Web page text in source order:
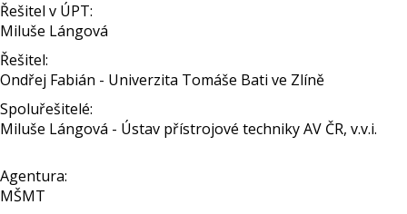
Řešitel v ÚPT:
Miluše Lángová
Řešitel:
Ondřej Fabián - Univerzita Tomáše Bati ve Zlíně
Spoluřešitelé:
Miluše Lángová - Ústav přístrojové techniky AV ČR, v.v.i.
Agentura:
MŠMT